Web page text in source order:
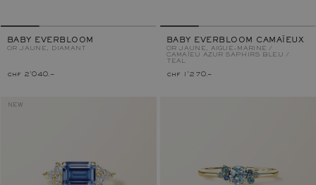
BABY EVERBLOOM
OR JAUNE, DIAMANT
chf 2'040.–
BABY EVERBLOOM CAMAÏEUX
OR JAUNE, AIGUE-MARINE /
CAMAÏEU AZUR SAPHIRS BLEU /
TEAL
chf 1'270.–
NEW